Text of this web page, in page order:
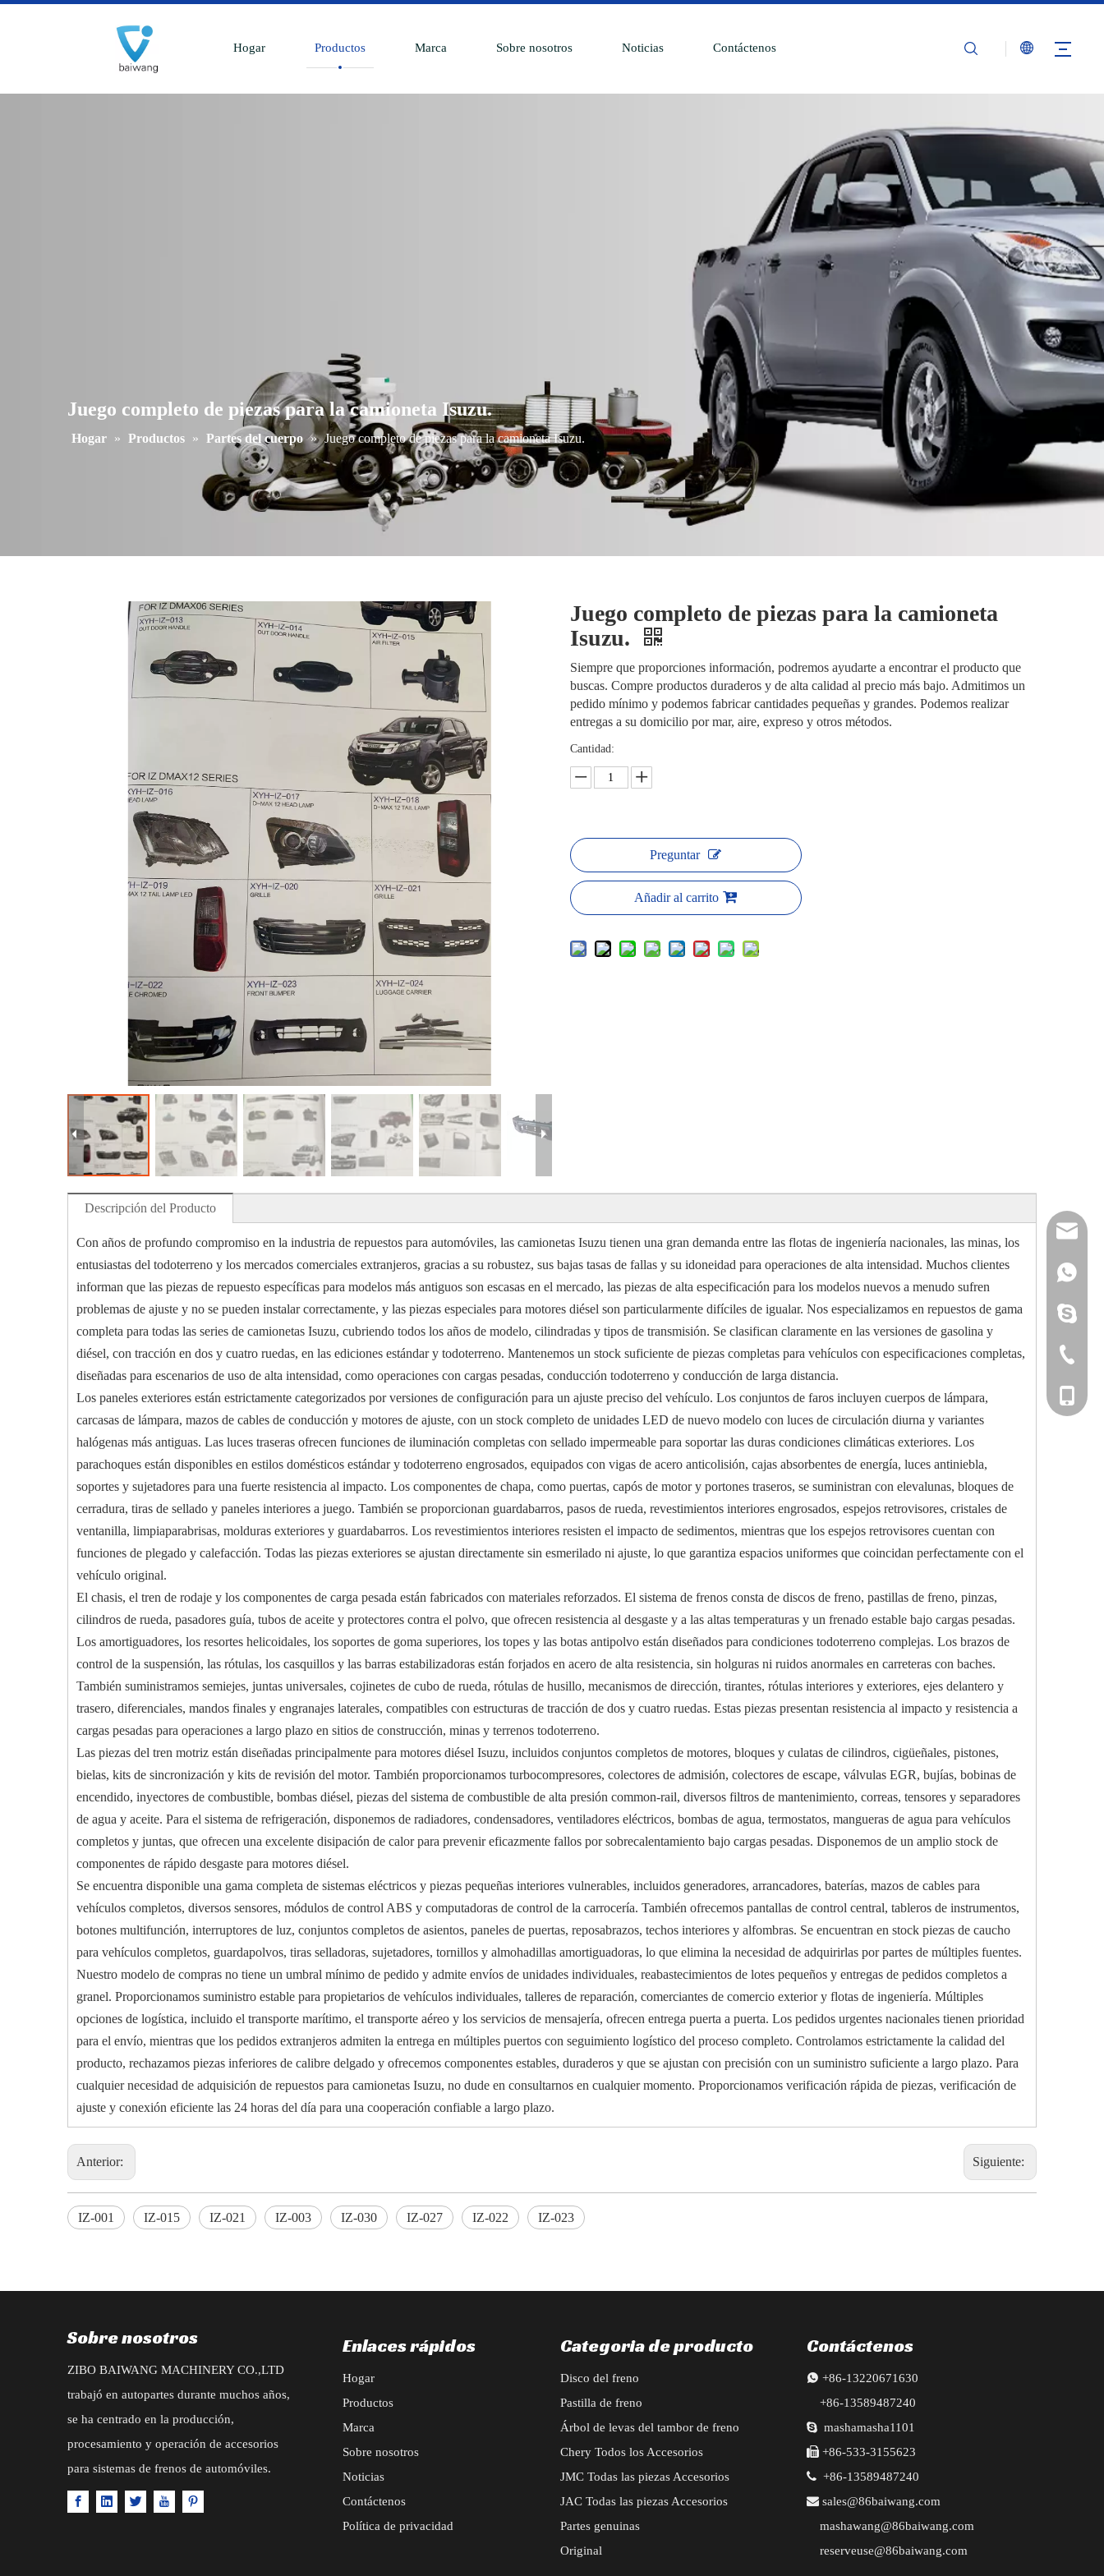
Hogar Productos Marca Sobre nosotros Noticias Contáctenos
Juego completo de piezas para la camioneta Isuzu.
Hogar » Productos » Partes del cuerpo » Juego completo de piezas para la camioneta Isuzu.
Juego completo de piezas para la camioneta
Isuzu.
Siempre que proporciones información, podremos ayudarte a encontrar el producto que
buscas. Compre productos duraderos y de alta calidad al precio más bajo. Admitimos un
pedido mínimo y podemos fabricar cantidades pequeñas y grandes. Podemos realizar
entregas a su domicilio por mar, aire, expreso y otros métodos.
Cantidad:
Preguntar
Añadir al carrito
Descripción del Producto
Con años de profundo compromiso en la industria de repuestos para automóviles, las camionetas Isuzu tienen una gran demanda entre las flotas de ingeniería nacionales, las minas, los
entusiastas del todoterreno y los mercados comerciales extranjeros, gracias a su robustez, sus bajas tasas de fallas y su idoneidad para operaciones de alta intensidad. Muchos clientes
informan que las piezas de repuesto específicas para modelos más antiguos son escasas en el mercado, las piezas de alta especificación para los modelos nuevos a menudo sufren
problemas de ajuste y no se pueden instalar correctamente, y las piezas especiales para motores diésel son particularmente difíciles de igualar. Nos especializamos en repuestos de gama
completa para todas las series de camionetas Isuzu, cubriendo todos los años de modelo, cilindradas y tipos de transmisión. Se clasifican claramente en las versiones de gasolina y
diésel, con tracción en dos y cuatro ruedas, en las ediciones estándar y todoterreno. Mantenemos un stock suficiente de piezas completas para vehículos con especificaciones completas,
diseñadas para escenarios de uso de alta intensidad, como operaciones con cargas pesadas, conducción todoterreno y conducción de larga distancia.
Los paneles exteriores están estrictamente categorizados por versiones de configuración para un ajuste preciso del vehículo. Los conjuntos de faros incluyen cuerpos de lámpara,
carcasas de lámpara, mazos de cables de conducción y motores de ajuste, con un stock completo de unidades LED de nuevo modelo con luces de circulación diurna y variantes
halógenas más antiguas. Las luces traseras ofrecen funciones de iluminación completas con sellado impermeable para soportar las duras condiciones climáticas exteriores. Los
parachoques están disponibles en estilos domésticos estándar y todoterreno engrosados, equipados con vigas de acero anticolisión, cajas absorbentes de energía, luces antiniebla,
soportes y sujetadores para una fuerte resistencia al impacto. Los componentes de chapa, como puertas, capós de motor y portones traseros, se suministran con elevalunas, bloques de
cerradura, tiras de sellado y paneles interiores a juego. También se proporcionan guardabarros, pasos de rueda, revestimientos interiores engrosados, espejos retrovisores, cristales de
ventanilla, limpiaparabrisas, molduras exteriores y guardabarros. Los revestimientos interiores resisten el impacto de sedimentos, mientras que los espejos retrovisores cuentan con
funciones de plegado y calefacción. Todas las piezas exteriores se ajustan directamente sin esmerilado ni ajuste, lo que garantiza espacios uniformes que coincidan perfectamente con el
vehículo original.
El chasis, el tren de rodaje y los componentes de carga pesada están fabricados con materiales reforzados. El sistema de frenos consta de discos de freno, pastillas de freno, pinzas,
cilindros de rueda, pasadores guía, tubos de aceite y protectores contra el polvo, que ofrecen resistencia al desgaste y a las altas temperaturas y un frenado estable bajo cargas pesadas.
Los amortiguadores, los resortes helicoidales, los soportes de goma superiores, los topes y las botas antipolvo están diseñados para condiciones todoterreno complejas. Los brazos de
control de la suspensión, las rótulas, los casquillos y las barras estabilizadoras están forjados en acero de alta resistencia, sin holguras ni ruidos anormales en carreteras con baches.
También suministramos semiejes, juntas universales, cojinetes de cubo de rueda, rótulas de husillo, mecanismos de dirección, tirantes, rótulas interiores y exteriores, ejes delantero y
trasero, diferenciales, mandos finales y engranajes laterales, compatibles con estructuras de tracción de dos y cuatro ruedas. Estas piezas presentan resistencia al impacto y resistencia a
cargas pesadas para operaciones a largo plazo en sitios de construcción, minas y terrenos todoterreno.
Las piezas del tren motriz están diseñadas principalmente para motores diésel Isuzu, incluidos conjuntos completos de motores, bloques y culatas de cilindros, cigüeñales, pistones,
bielas, kits de sincronización y kits de revisión del motor. También proporcionamos turbocompresores, colectores de admisión, colectores de escape, válvulas EGR, bujías, bobinas de
encendido, inyectores de combustible, bombas diésel, piezas del sistema de combustible de alta presión common-rail, diversos filtros de mantenimiento, correas, tensores y separadores
de agua y aceite. Para el sistema de refrigeración, disponemos de radiadores, condensadores, ventiladores eléctricos, bombas de agua, termostatos, mangueras de agua para vehículos
completos y juntas, que ofrecen una excelente disipación de calor para prevenir eficazmente fallos por sobrecalentamiento bajo cargas pesadas. Disponemos de un amplio stock de
componentes de rápido desgaste para motores diésel.
Se encuentra disponible una gama completa de sistemas eléctricos y piezas pequeñas interiores vulnerables, incluidos generadores, arrancadores, baterías, mazos de cables para
vehículos completos, diversos sensores, módulos de control ABS y computadoras de control de la carrocería. También ofrecemos pantallas de control central, tableros de instrumentos,
botones multifunción, interruptores de luz, conjuntos completos de asientos, paneles de puertas, reposabrazos, techos interiores y alfombras. Se encuentran en stock piezas de caucho
para vehículos completos, guardapolvos, tiras selladoras, sujetadores, tornillos y almohadillas amortiguadoras, lo que elimina la necesidad de adquirirlas por partes de múltiples fuentes.
Nuestro modelo de compras no tiene un umbral mínimo de pedido y admite envíos de unidades individuales, reabastecimientos de lotes pequeños y entregas de pedidos completos a
granel. Proporcionamos suministro estable para propietarios de vehículos individuales, talleres de reparación, comerciantes de comercio exterior y flotas de ingeniería. Múltiples
opciones de logística, incluido el transporte marítimo, el transporte aéreo y los servicios de mensajería, ofrecen entrega puerta a puerta. Los pedidos urgentes nacionales tienen prioridad
para el envío, mientras que los pedidos extranjeros admiten la entrega en múltiples puertos con seguimiento logístico del proceso completo. Controlamos estrictamente la calidad del
producto, rechazamos piezas inferiores de calibre delgado y ofrecemos componentes estables, duraderos y que se ajustan con precisión con un suministro suficiente a largo plazo. Para
cualquier necesidad de adquisición de repuestos para camionetas Isuzu, no dude en consultarnos en cualquier momento. Proporcionamos verificación rápida de piezas, verificación de
ajuste y conexión eficiente las 24 horas del día para una cooperación confiable a largo plazo.
Anterior: Siguiente:
IZ-001 IZ-015 IZ-021 IZ-003 IZ-030 IZ-027 IZ-022 IZ-023
Sobre nosotros
ZIBO BAIWANG MACHINERY CO.,LTD
trabajó en autopartes durante muchos años,
se ha centrado en la producción,
procesamiento y operación de accesorios
para sistemas de frenos de automóviles.
Enlaces rápidos
Hogar
Productos
Marca
Sobre nosotros
Noticias
Contáctenos
Política de privacidad
Categoria de producto
Disco del freno
Pastilla de freno
Árbol de levas del tambor de freno
Chery Todos los Accesorios
JMC Todas las piezas Accesorios
JAC Todas las piezas Accesorios
Partes genuinas
Original
+86-
Contáctenos
 +86-13220671630
+86-13589487240
 mashamasha1101
 +86-533-3155623
 +86-13589487240
 sales@86baiwang.com
mashawang@86baiwang.com
reserveuse@86baiwang.com